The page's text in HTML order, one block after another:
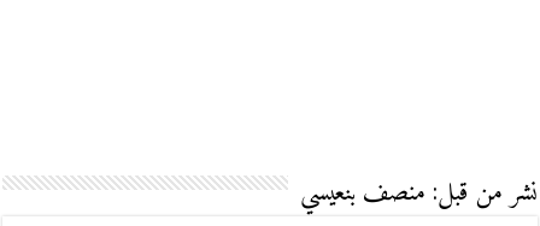
نشر من قبل: منصف بنعيسي